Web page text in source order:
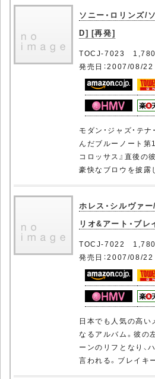
ソニー・ロリンズ/
D] [再発]
TOCJ-7023 1,780
発売日：2007/08/22
モダン・ジャズ・テ
んだブルーノート第
コロッサス』直後の
豪快なブロウを披
ホレス・シルヴァ
リオ&アート・ブ
TOCJ-7022 1,780
発売日：2007/08/22
日本でも人気の高い
なるアルバム。彼の
ーンのリフとなり、
言われる。ブレイ